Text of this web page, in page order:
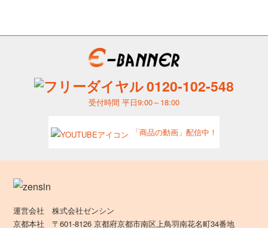
0120-102-548
受付時間 平日9:00～18:00
「商品の動画」配信中！
運営会社 株式会社ゼンシン
京都本社 〒601-8126 京都府京都市南区上鳥羽南花名町34番地